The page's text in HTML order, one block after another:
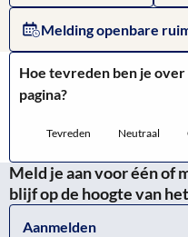
Melding openbare
Hoe tevreden ben je over
pagina?
Tevreden Neutraal
Meld je aan voor één of
blijf op de hoogte van
Aanmelden